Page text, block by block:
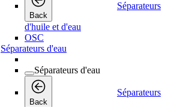
Back
Séparateurs
d'huile et d'eau
OSC
Séparateurs d'eau
Séparateurs d'eau
Back
Séparateurs